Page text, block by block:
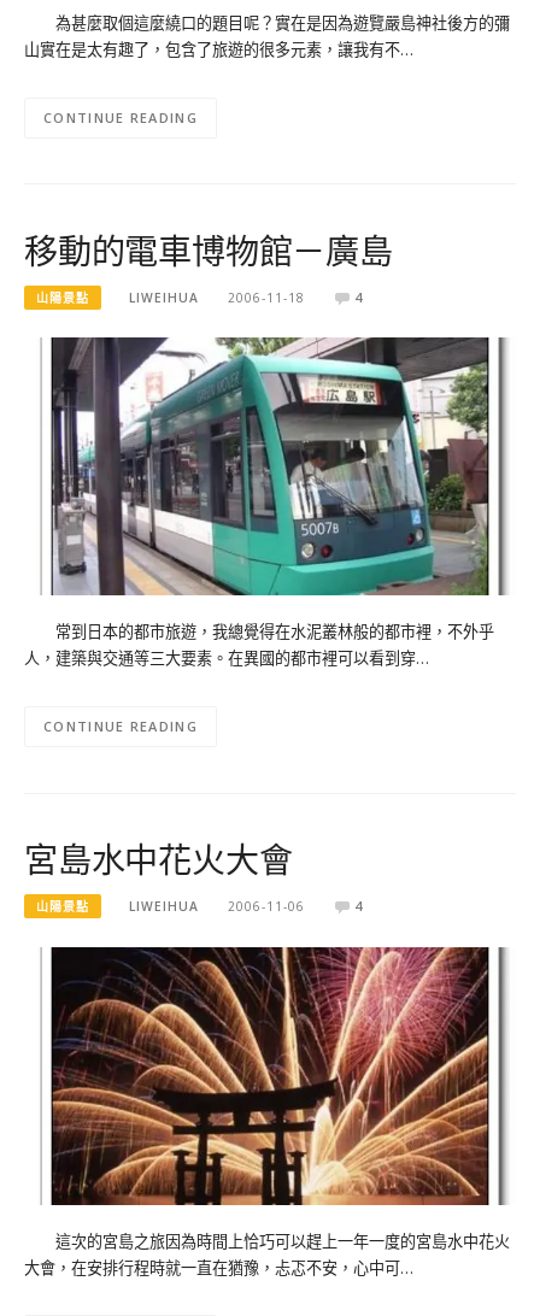
為甚麼取個這麼繞口的題目呢？實在是因為遊覽嚴島神社後方的彌
山實在是太有趣了，包含了旅遊的很多元素，讓我有不…
CONTINUE READING
移動的電車博物館－廣島
山陽景點 LIWEIHUA 2006-11-18 4
常到日本的都市旅遊，我總覺得在水泥叢林般的都市裡，不外乎
人，建築與交通等三大要素。在異國的都市裡可以看到穿…
CONTINUE READING
宮島水中花火大會
山陽景點 LIWEIHUA 2006-11-06 4
這次的宮島之旅因為時間上恰巧可以趕上一年一度的宮島水中花火
大會，在安排行程時就一直在猶豫，忐忑不安，心中可…